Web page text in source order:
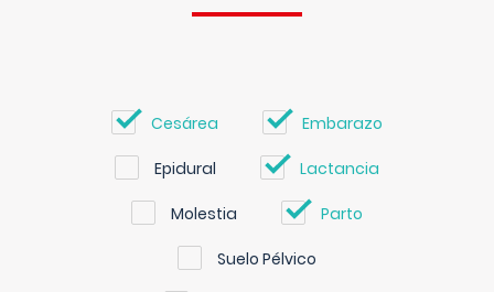
Cesárea Embarazo
Epidural Lactancia
Molestia Parto
Suelo Pélvico